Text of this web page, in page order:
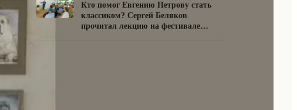
Кто помог Евгению Петрову стать
классиком? Сергей Беляков
прочитал лекцию на фестивале